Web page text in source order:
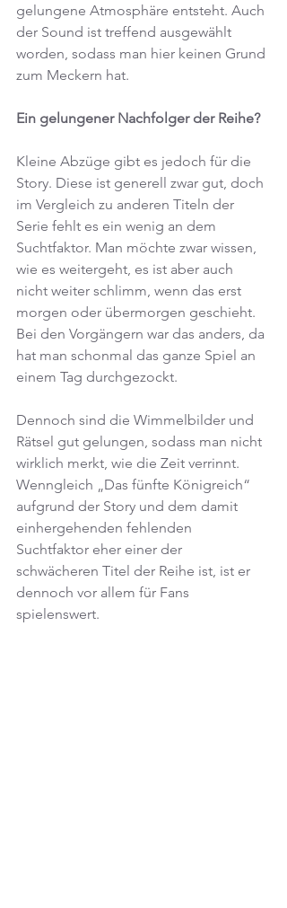
gelungene Atmosphäre entsteht. Auch
der Sound ist treffend ausgewählt
worden, sodass man hier keinen Grund
zum Meckern hat.
Ein gelungener Nachfolger der Reihe?
Kleine Abzüge gibt es jedoch für die
Story. Diese ist generell zwar gut, doch
im Vergleich zu anderen Titeln der
Serie fehlt es ein wenig an dem
Suchtfaktor. Man möchte zwar wissen,
wie es weitergeht, es ist aber auch
nicht weiter schlimm, wenn das erst
morgen oder übermorgen geschieht.
Bei den Vorgängern war das anders, da
hat man schonmal das ganze Spiel an
einem Tag durchgezockt.
Dennoch sind die Wimmelbilder und
Rätsel gut gelungen, sodass man nicht
wirklich merkt, wie die Zeit verrinnt.
Wenngleich „Das fünfte Königreich“
aufgrund der Story und dem damit
einhergehenden fehlenden
Suchtfaktor eher einer der
schwächeren Titel der Reihe ist, ist er
dennoch vor allem für Fans
spielenswert.